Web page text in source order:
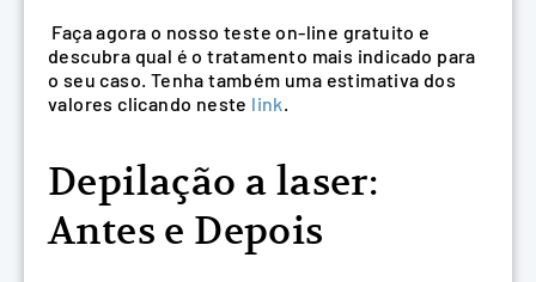
Faça agora o nosso teste on-line gratuito e
descubra qual é o tratamento mais indicado para
o seu caso. Tenha também uma estimativa dos
valores clicando neste link
Depilação a laser:
Antes e Depois